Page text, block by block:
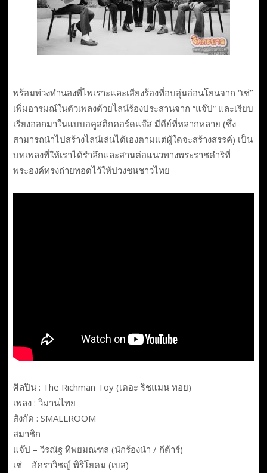
พร้อมท่วงทำนองที่ไพเราะและเสียงร้องที่อบอุ่นอ่อนโยนจาก “เช่”
เพิ่มอารมณ์ในตัวเพลงด้วยไลน์ร้องประสานจาก “แจ๊ป” และเรียบ
เรียงออกมาในแบบอคูสติกคอร์ดแจ๊ส มีคีย์ที่หลากหลาย (ซึ่ง
สามารถนำไปสร้างไลน์เล่นได้เองตามแต่ผู้ใดจะสร้างสรรค์) เป็น
บทเพลงที่ให้เราได้รำลึกและสานต่อแนวทางพระราชดำริที่
พระองค์ทรงถ่ายทอดไว้ให้ปวงชนชาวไทย
ศิลปิน : The Richman Toy (เดอะ ริชแมน ทอย)
เพลง : วิมานไทย
สังกัด : SMALLROOM
สมาชิก
แจ๊ป – วีรณัฐ ทิพยมณฑล (นักร้องนำ / กีต้าร์)
เช่ – อัคราวิชญ์ พิริโยดม (เบส)